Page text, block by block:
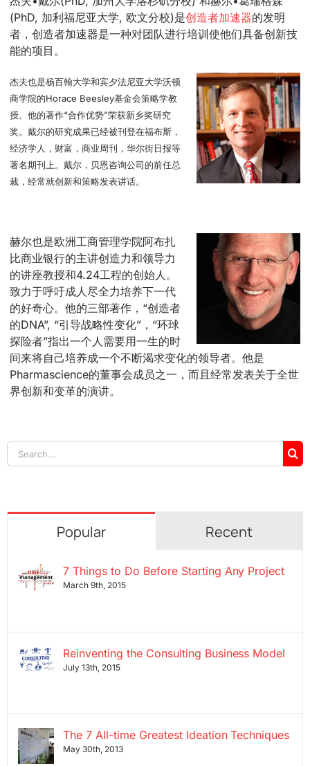
(PhD, 加利福尼亚大学, 欧文分校)是创造者加速器的发明
者，创造者加速器是一种对团队进行培训使他们具备创新技
能的项目。
杰夫也是杨百翰大学和宾夕法尼亚大学沃顿
商学院的Horace Beesley基金会策略学教
授。他的著作“合作优势”荣获新乡奖研究
奖。戴尔的研究成果已经被刊登在福布斯，
经济学人，财富，商业周刊，华尔街日报等
著名期刊上。戴尔，贝恩咨询公司的前任总
裁，经常就创新和策略发表讲话。
赫尔也是欧洲工商管理学院阿布扎
比商业银行的主讲创造力和领导力
的讲座教授和4.24工程的创始人。
致力于呼吁成人尽全力培养下一代
的好奇心。他的三部著作，“创造者
的DNA”, “引导战略性变化”，“环球
探险者”指出一个人需要用一生的时
间来将自己培养成一个不断渴求变化的领导者。他是
Pharmascience的董事会成员之一，而且经常发表关于全世
界创新和变革的演讲。
Search
for:
Popular Recent
7 Things to Do Before Starting Any Project
March 9th, 2015
Reinventing the Consulting Business Model
July 13th, 2015
The 7 All-time Greatest Ideation Techniques
May 30th, 2013